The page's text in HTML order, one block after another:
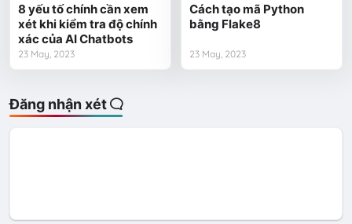
8 yếu tố chính cần xem
xét khi kiểm tra độ chính
xác của AI Chatbots
23 May, 2023
Cách tạo mã Python
bằng Flake8
23 May, 2023
Đăng nhận xét